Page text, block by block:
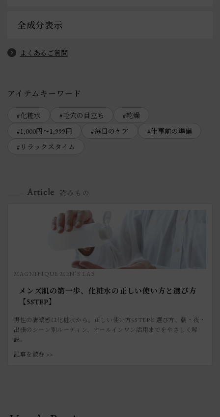
全成分表示
よくあるご質問
アイテムキーワード
化粧水 毛穴の目立ち
乾燥
1,000円～1,999円
毎日のケア
仕事前の準備
リラックスタイム
Article 読みもの
MAGNIFIQUE MEN’S LAB
メンズ肌の第一歩、化粧水の正しい使い方と選び方
【5STEP】
男性の清潔感は化粧水から。正しい使い方5STEPと選び方、朝・夜・
出張のシーン別ルーティン、オールインワン活用までをやさしく解
説。
記事を読む >>